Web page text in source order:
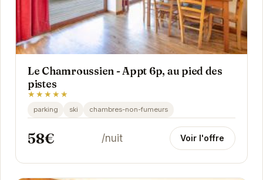
Le Chamroussien - Appt 6p, au pied des
pistes
★★★★★
parking ski chambres-non-fumeurs
58€ /nuit Voir l'offre